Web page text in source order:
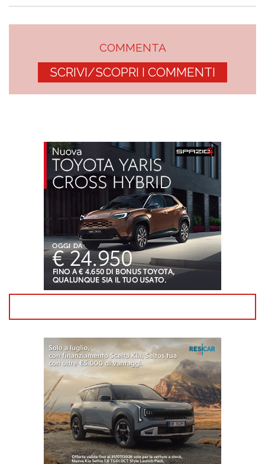
COMMENTA
SCRIVI/SCOPRI I COMMENTI